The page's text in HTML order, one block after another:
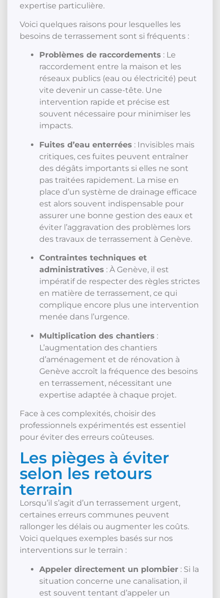
expertise particulière.
Voici quelques raisons pour lesquelles les
besoins de terrassement sont si fréquents :
Problèmes de raccordements : Le
raccordement entre la maison et les
réseaux publics (eau ou électricité) peut
vite devenir un casse-tête. Une
intervention rapide et précise est
souvent nécessaire pour minimiser les
impacts.
Fuites d’eau enterrées : Invisibles mais
critiques, ces fuites peuvent entraîner
des dégâts importants si elles ne sont
pas traitées rapidement. La mise en
place d’un système de drainage efficace
est alors souvent indispensable pour
assurer une bonne gestion des eaux et
éviter l’aggravation des problèmes lors
des travaux de terrassement à Genève.
Contraintes techniques et
administratives : À Genève, il est
impératif de respecter des règles strictes
en matière de terrassement, ce qui
complique encore plus une intervention
menée dans l’urgence.
Multiplication des chantiers :
L’augmentation des chantiers
d’aménagement et de rénovation à
Genève accroît la fréquence des besoins
en terrassement, nécessitant une
expertise adaptée à chaque projet.
Face à ces complexités, choisir des
professionnels expérimentés est essentiel
pour éviter des erreurs coûteuses.
Les pièges à éviter
selon les retours
terrain
Lorsqu’il s’agit d’un terrassement urgent,
certaines erreurs communes peuvent
rallonger les délais ou augmenter les coûts.
Voici quelques exemples basés sur nos
interventions sur le terrain :
Appeler directement un plombier : Si la
situation concerne une canalisation, il
est souvent tentant d’appeler un